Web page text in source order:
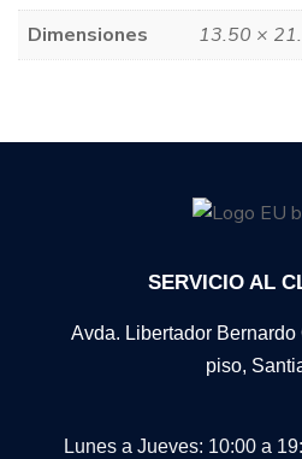
Dimensiones
13.50 ×
SERVICIO AL
Avda. Libertador Bernardo
piso,
Lunes a Jueves: 10:00 a